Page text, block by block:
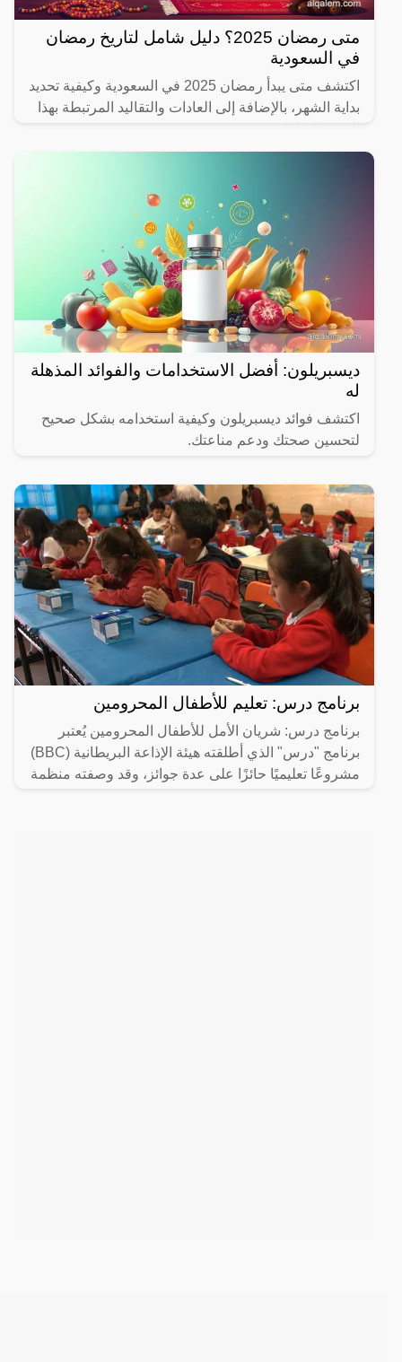
متى رمضان 2025؟ دليل شامل لتاريخ رمضان
في السعودية
اكتشف متى يبدأ رمضان 2025 في السعودية وكيفية تحديد
بداية الشهر، بالإضافة إلى العادات والتقاليد المرتبطة بهذا
ديسبريلون: أفضل الاستخدامات والفوائد المذهلة
له
اكتشف فوائد ديسبريلون وكيفية استخدامه بشكل صحيح
لتحسين صحتك ودعم مناعتك.
برنامج درس: تعليم للأطفال المحرومين
برنامج درس: شريان الأمل للأطفال المحرومين يُعتبر
برنامج "درس" الذي أطلقته هيئة الإذاعة البريطانية (BBC)
مشروعًا تعليميًا حائزًا على عدة جوائز، وقد وصفته منظمة